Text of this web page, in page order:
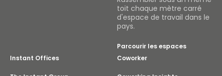
toit chaque mètre carré
d'espace de travail dans le
pays.
Parcourir les espaces
Instant Offices
Coworker